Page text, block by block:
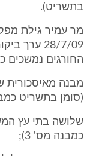
בתשריט).
מר עמיר גילת
28/7/09
החורגים נמשכים
מבנה מאיסכורית
(סומן בתשריט
שלושה בתי עץ
כמבנה מס' 3);